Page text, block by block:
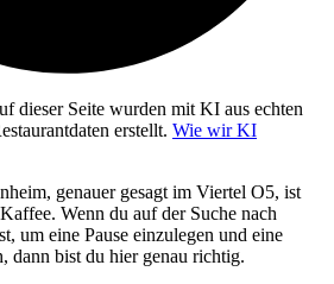
dieser Seite wurden mit KI aus echten
erstellt. Wie wir KI
genauer gesagt im Viertel O5, ist
Wenn du auf der Suche nach
um eine Pause einzulegen und eine
dann bist du hier genau richtig.